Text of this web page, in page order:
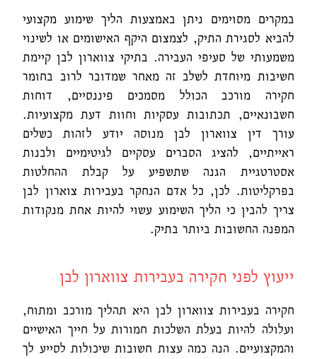
במקרים מסוימים ניתן באמצעות הליך שימוע מקצועי
להביא לסגירת התיק, לצמצום היקף האישומים או לשינוי
משמעותי של סעיפי העבירה. בתיקי צווארון לבן קיימת
חשיבות מיוחדת לשלב זה מאחר שמדובר לרוב בחומר
חקירה מורכב הכולל מסמכים פיננסיים, דוחות
חשבונאיים, תכתובות עסקיות וחוות דעת מקצועיות.
עורך דין צווארון לבן מנוסה יודע לזהות כשלים
ראייתיים, להציג הסברים עסקיים לגיטימיים ולבנות
אסטרטגיית הגנה שתשפיע על קבלת ההחלטות
בפרקליטות. לכן, כל אדם הנחקר בעבירות צוארון לבן
צריך להבין כי הליך השימוע עשוי להיות אחת מנקודות
המפנה החשובות ביותר בתיק.
ייעוץ לפני חקירה בעבירות צווארון לבן
חקירה בעבירות צווארון לבן היא תהליך מורכב ומתוח,
ועלולה להיות בעלת השלכות חמורות על חייך האישיים
והמקצועיים. הנה כמה עצות חשובות שיכולות לסייע לך